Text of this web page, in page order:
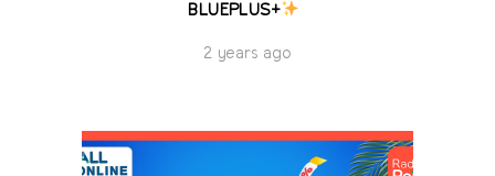
BLUEPLUS+
2 years ago